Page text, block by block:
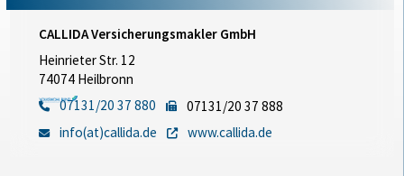
CALLIDA Versicherungsmakler GmbH
Heinrieter Str. 12
74074 Heilbronn
07131/20 37 880
07131/20 37 888
info(at)callida.de
www.callida.de